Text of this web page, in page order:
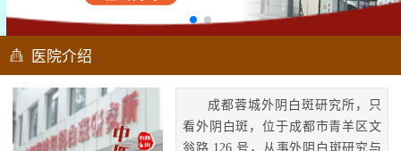
医院介绍
成都蓉城外阴白斑研究所，只
看外阴白斑，位于成都市青羊区文
翁路 126 号，从事外阴白斑研究与